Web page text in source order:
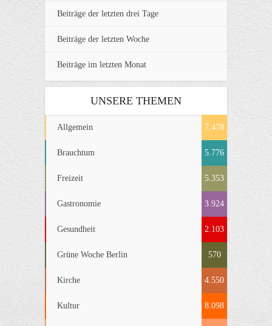
Beiträge der letzten drei Tage
Beiträge der letzten Woche
Beiträge im letzten Monat
UNSERE THEMEN
Allgemein 7.478
Brauchtum 5.776
Freizeit 5.353
Gastronomie 3.924
Gesundheit 2.103
Grüne Woche Berlin 570
Kirche 4.550
Kultur 8.098